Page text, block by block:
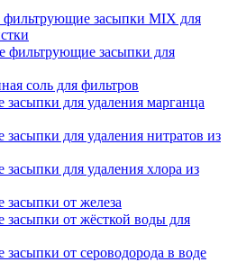
засыпки MIX для
фильтрующие засыпки для
соль для фильтров
для удаления марганца
для удаления нитратов из
для удаления хлора из
от железа
от жёсткой воды для
от сероводорода в воде